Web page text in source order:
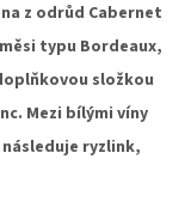
z odrůd Cabernet
typu Bordeaux,
složkou
Mezi bílými víny
následuje ryzlink,